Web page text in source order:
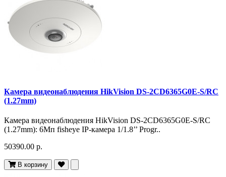
Камера видеонаблюдения HikVision DS-2CD6365G0E-S/RC
(1.27mm)
Камера видеонаблюдения HikVision DS-2CD6365G0E-S/RC
(1.27mm): 6Мп fisheye IP-камера 1/1.8’’ Progr..
50390.00 р.
В корзину